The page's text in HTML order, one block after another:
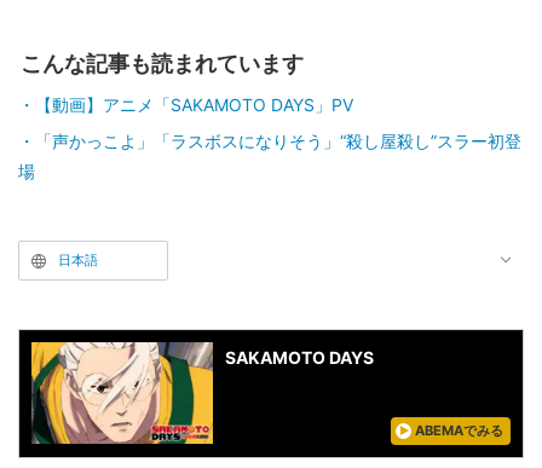
こんな記事も読まれています
【動画】アニメ「SAKAMOTO DAYS」PV
「声かっこよ」「ラスボスになりそう」“殺し屋殺し”スラー初登
場
日本語
SAKAMOTO DAYS
ABEMAでみる